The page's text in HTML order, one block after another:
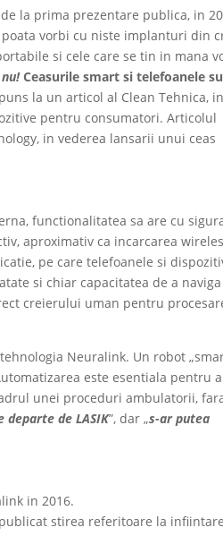
la prima prezentare publica, in
vorbi cu niste implanturi din
si cele care se tin in mana
Ceasurile smart si telefoanele
la un articol al Clean Tehnica, in
pentru consumatori. Articolul
in vederea lansarii unui ceas
functionalitatea sa are cu
aproximativ ca incarcarea
pe care telefoanele si
si chiar capacitatea de a naviga
creierului uman pentru
Neuralink. Un robot
este esentiala pentru a
unei proceduri ambulatorii,
departe de LASIK”, dar „s-ar putea
in 2016.
stirea referitoare la